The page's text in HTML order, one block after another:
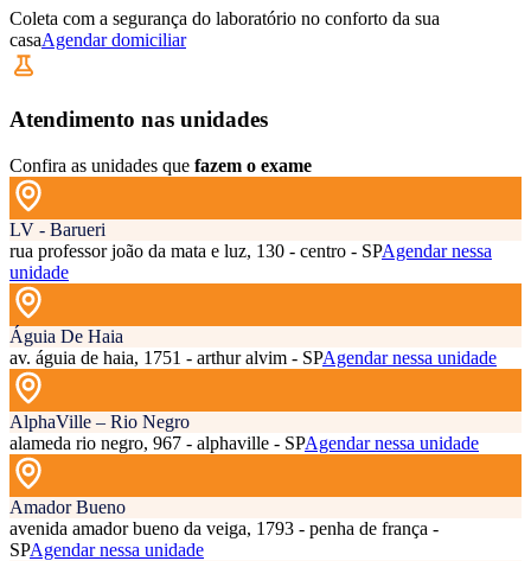
Coleta com a segurança do laboratório no conforto da sua
casaAgendar domiciliar
Atendimento nas unidades
Confira as unidades que fazem o exame
LV - Barueri
rua professor joão da mata e luz, 130 - centro - SPAgendar nessa
unidade
Águia De Haia
av. águia de haia, 1751 - arthur alvim - SPAgendar nessa unidade
AlphaVille – Rio Negro
alameda rio negro, 967 - alphaville - SPAgendar nessa unidade
Amador Bueno
avenida amador bueno da veiga, 1793 - penha de frança -
SPAgendar nessa unidade